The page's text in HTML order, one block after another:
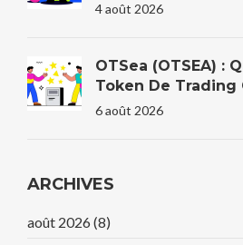
4 août 2026
OTSea (OTSEA) :
Token De Trading
?
6 août 2026
ARCHIVES
août 2026 (8)